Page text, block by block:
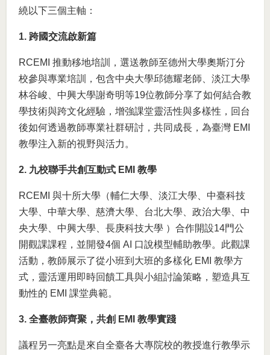
繞以下三個主軸：
1. 跨國交流啟新篇
RCEMI 推動移地培訓，選送教師至德州大學奧斯汀分
校參與專業培訓，包含中央大學邱德耀老師、淡江大學
林谷峻、中興大學謝奇明等19位教師分享了如何結合教
學技術與跨文化經驗，增強課堂靈活性與多樣性，回台
後如何透過教師專業社群研討，共同成長，為臺灣 EMI
教學注入新的視野與活力。
2. 九校聯手共創互動式 EMI 教學
RCEMI 與十所大學（輔仁大學、淡江大學、中臺科技
大學、中華大學、慈濟大學、台北大學、政治大學、中
央大學、中興大學、長庚科技大學 ）合作開設14門公
開觀課課程，並開發4個 AI 口說模型輔助教學。此觀課
活動，教師展示了從小班到大班的多樣化 EMI 教學方
式，靈活運用即時回饋工具與小組討論策略，塑造具互
動性的 EMI 課堂典範。
3. 全臺教師齊聚，共創 EMI 教學實踐
議程另一亮點是來自全臺各大專院校的教授進行教學示